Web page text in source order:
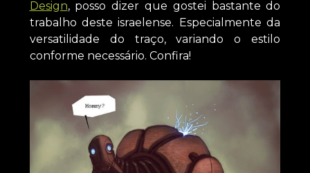
Design, posso dizer que gostei bastante do
trabalho deste israelense. Especialmente da
versatilidade do traço, variando o estilo
conforme necessário. Confira!